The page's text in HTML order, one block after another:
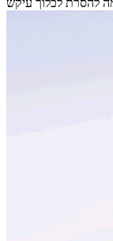
להסרת לכלוך עיקש